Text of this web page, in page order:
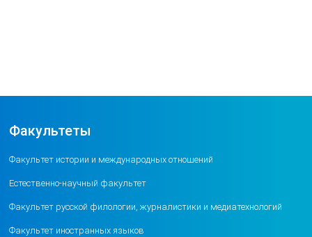
Факультеты
Факультет истории и международных отношений
Естественно-научный факультет
Факультет русской филологии, журналистики и медиатехнологий
Факультет иностранных языков